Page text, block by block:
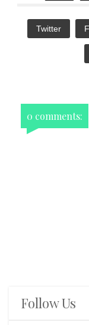
Twitter
0 comments:
Follow Us